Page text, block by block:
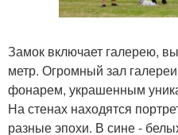
Замок включает галерею,
метр. Огромный зал
фонарем, украшенным
На стенах находятся
разные эпохи. В сине -